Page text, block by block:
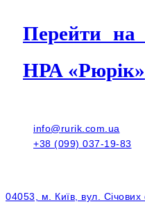
Перейти
НРА «Рюрік»
info@rurik.com.ua
+38 (099) 037-19-83
04053, м. Київ, вул. Січових